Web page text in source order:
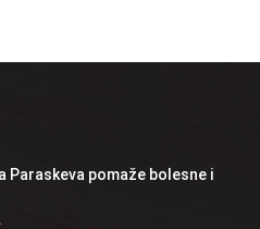
Paraskeva pomaže bolesne i